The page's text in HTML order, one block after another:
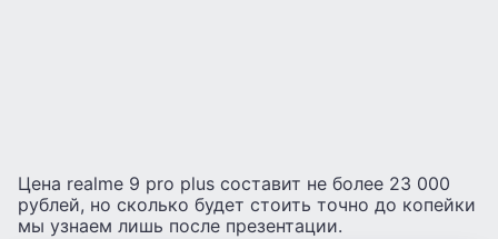
Цена realme 9 pro plus составит не более 23 000
рублей, но сколько будет стоить точно до копейки
мы узнаем лишь после презентации.